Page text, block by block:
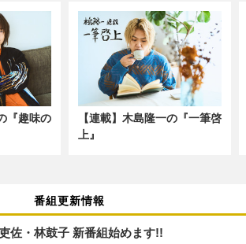
『趣味の
【連載】木島隆一の『一筆啓
上』
番組更新情報
佐・林鼓子 新番組始めます!!